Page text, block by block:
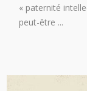
« paternité
peut-être